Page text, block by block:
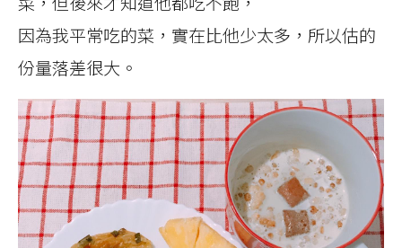
因為我平常吃的菜，實在比他少太多，所以估的
份量落差很大。